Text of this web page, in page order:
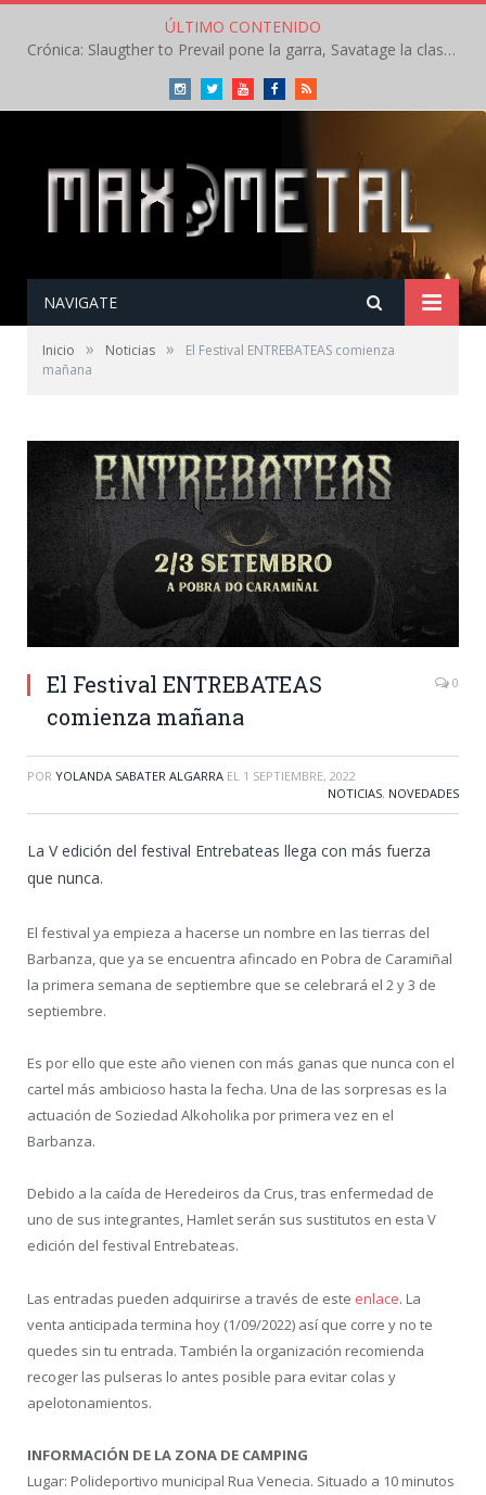
ÚLTIMO CONTENIDO
Crónica: Slaugther to Prevail pone la garra, Savatage la clase en la apertura del Leyendas del Rock – Miércoles – Agosto 2026
InstagramTwitterYoutubeFacebookRSS
NAVIGATE
Inicio » Noticias »
El Festival ENTREBATEAS comienza
mañana
El Festival ENTREBATEAS
comienza mañana
0
POR YOLANDA SABATER ALGARRA EL 1 SEPTIEMBRE, 2022
NOTICIAS, NOVEDADES
La V edición del festival Entrebateas llega con más fuerza
que nunca.
El festival ya empieza a hacerse un nombre en las tierras del
Barbanza, que ya se encuentra afincado en Pobra de Caramiñal
la primera semana de septiembre que se celebrará el 2 y 3 de
septiembre.
Es por ello que este año vienen con más ganas que nunca con el
cartel más ambicioso hasta la fecha. Una de las sorpresas es la
actuación de Soziedad Alkoholika por primera vez en el
Barbanza.
Debido a la caída de Heredeiros da Crus, tras enfermedad de
uno de sus integrantes, Hamlet serán sus sustitutos en esta V
edición del festival Entrebateas.
Las entradas pueden adquirirse a través de este enlace. La
venta anticipada termina hoy (1/09/2022) así que corre y no te
quedes sin tu entrada. También la organización recomienda
recoger las pulseras lo antes posible para evitar colas y
apelotonamientos.
INFORMACIÓN DE LA ZONA DE CAMPING
Lugar: Polideportivo municipal Rua Venecia. Situado a 10 minutos